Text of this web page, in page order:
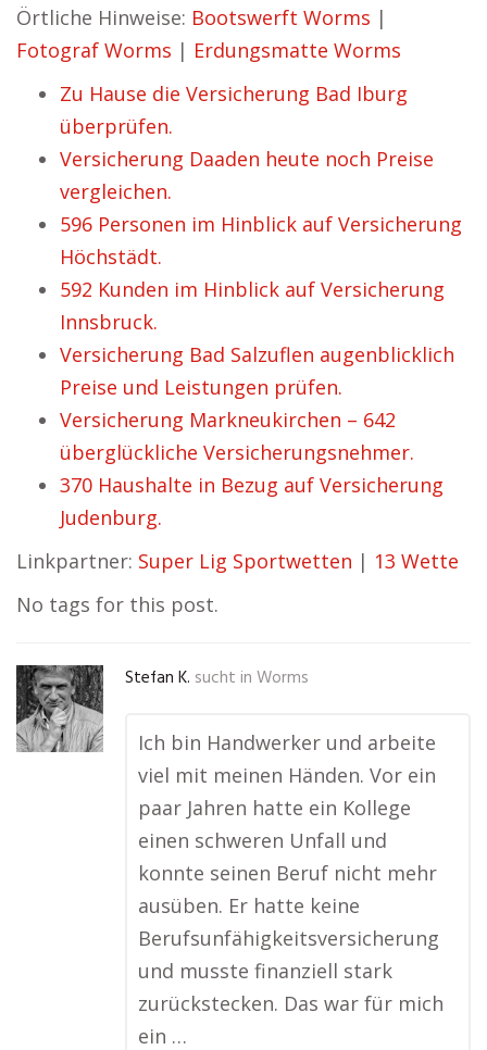
Örtliche Hinweise: Bootswerft Worms |
Fotograf Worms | Erdungsmatte Worms
Zu Hause die Versicherung Bad Iburg
überprüfen.
Versicherung Daaden heute noch Preise
vergleichen.
596 Personen im Hinblick auf Versicherung
Höchstädt.
592 Kunden im Hinblick auf Versicherung
Innsbruck.
Versicherung Bad Salzuflen augenblicklich
Preise und Leistungen prüfen.
Versicherung Markneukirchen – 642
überglückliche Versicherungsnehmer.
370 Haushalte in Bezug auf Versicherung
Judenburg.
Linkpartner: Super Lig Sportwetten | 13 Wette
No tags for this post.
Stefan K. sucht in Worms
Ich bin Handwerker und arbeite
viel mit meinen Händen. Vor ein
paar Jahren hatte ein Kollege
einen schweren Unfall und
konnte seinen Beruf nicht mehr
ausüben. Er hatte keine
Berufsunfähigkeitsversicherung
und musste finanziell stark
zurückstecken. Das war für mich
ein …